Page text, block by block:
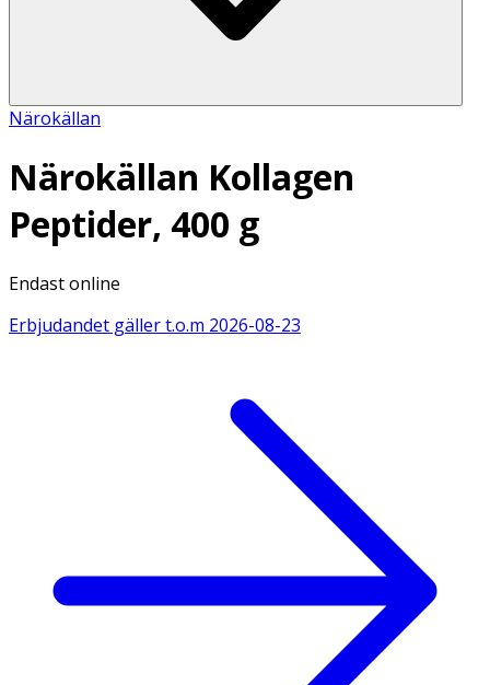
Närokällan
Närokällan Kollagen
Peptider, 400 g
Endast online
Erbjudandet gäller t.o.m 2026-08-23